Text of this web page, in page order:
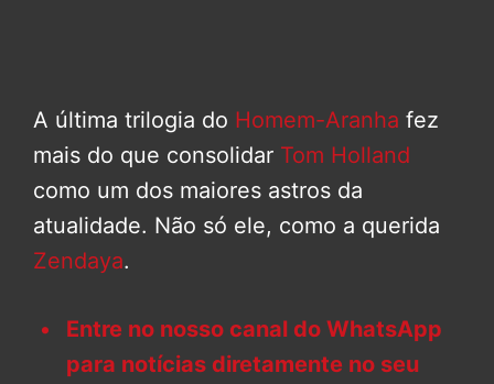
A última trilogia do Homem-Aranha fez
mais do que consolidar Tom Holland
como um dos maiores astros da
atualidade. Não só ele, como a querida
Zendaya.
Entre no nosso canal do WhatsApp
para notícias diretamente no seu